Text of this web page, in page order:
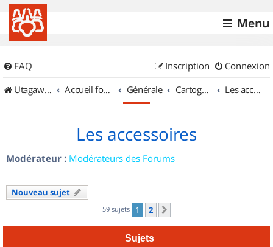
Menu
FAQ Connexion
Inscription
UtagawaVTT (Randos VTT et VTTAE avec traces GPS)
Accueil forum Générale Cartographie et GPS Les accessoires
Les accessoires
Modérateur : Modérateurs des Forums
Nouveau sujet
59 sujets 1 2
Sujets